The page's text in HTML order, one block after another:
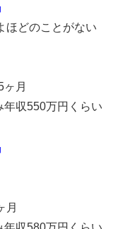
ほどのことがない
ヶ月
年収550万円くらい
月